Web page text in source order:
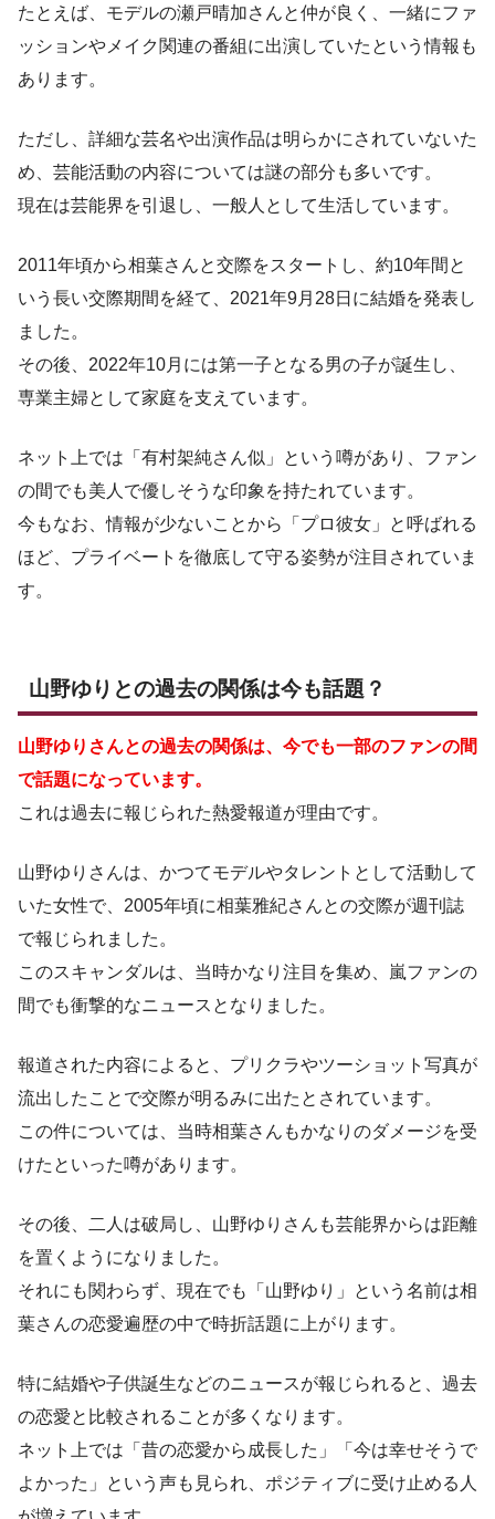
たとえば、モデルの瀬戸晴加さんと仲が良く、一緒にファ
ッションやメイク関連の番組に出演していたという情報も
あります。
ただし、詳細な芸名や出演作品は明らかにされていないた
め、芸能活動の内容については謎の部分も多いです。
現在は芸能界を引退し、一般人として生活しています。
2011年頃から相葉さんと交際をスタートし、約10年間と
いう長い交際期間を経て、2021年9月28日に結婚を発表し
ました。
その後、2022年10月には第一子となる男の子が誕生し、
専業主婦として家庭を支えています。
ネット上では「有村架純さん似」という噂があり、ファン
の間でも美人で優しそうな印象を持たれています。
今もなお、情報が少ないことから「プロ彼女」と呼ばれる
ほど、プライベートを徹底して守る姿勢が注目されていま
す。
山野ゆりとの過去の関係は今も話題？
山野ゆりさんとの過去の関係は、今でも一部のファンの間
で話題になっています。
これは過去に報じられた熱愛報道が理由です。
山野ゆりさんは、かつてモデルやタレントとして活動して
いた女性で、2005年頃に相葉雅紀さんとの交際が週刊誌
で報じられました。
このスキャンダルは、当時かなり注目を集め、嵐ファンの
間でも衝撃的なニュースとなりました。
報道された内容によると、プリクラやツーショット写真が
流出したことで交際が明るみに出たとされています。
この件については、当時相葉さんもかなりのダメージを受
けたといった噂があります。
その後、二人は破局し、山野ゆりさんも芸能界からは距離
を置くようになりました。
それにも関わらず、現在でも「山野ゆり」という名前は相
葉さんの恋愛遍歴の中で時折話題に上がります。
特に結婚や子供誕生などのニュースが報じられると、過去
の恋愛と比較されることが多くなります。
ネット上では「昔の恋愛から成長した」「今は幸せそうで
よかった」という声も見られ、ポジティブに受け止める人